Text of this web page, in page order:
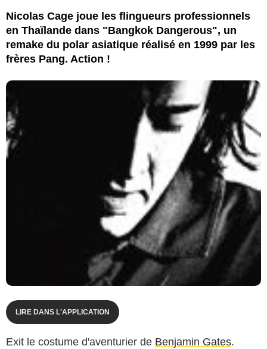
Nicolas Cage joue les flingueurs professionnels
en Thaïlande dans "Bangkok Dangerous", un
remake du polar asiatique réalisé en 1999 par les
frères Pang. Action !
LIRE DANS L'APPLICATION
Exit le costume d'aventurier de Benjamin Gates.